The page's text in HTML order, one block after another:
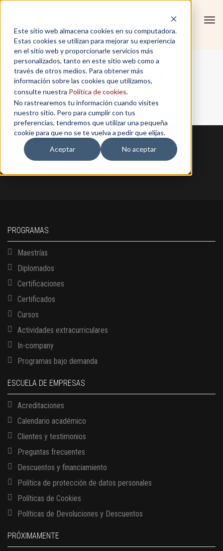
Este sitio web almacena cookies en su computadora.
Estas cookies se utilizan para mejorar su experiencia
en el sitio web y proporcionarle servicios más
personalizados, tanto en este sitio web como a
través de otros medios. Para obtener más
información sobre las cookies que utilizamos,
consulte nuestra Política de cookies.
No rastrearemos tu información cuando visites
nuestro sitio. Pero para cumplir con tus
preferencias, tendremos que utilizar una pequeña
cookie para que no se te vuelva a pedir que elijas.
Aceptar
No aceptar
Gustavo Cusot
Home / Gustavo Cusot
PROGRAMAS
Maestrías
Diplomados
Certificaciones
Certificados
Cursos
Actividades extracurriculares
In-company
Programas bajo demanda
ESCUELA DE EMPRESAS
Acreditaciones
Calendario académico
Clientes y testimonios
Preguntas frecuentes
Descuentos y financiamiento
Política de protección de datos personales
Políticas de Cookies
Políticas de Devoluciones y Descuentos
PRÓXIMAMENTE
13 AGOSTO, 2026
17 AGOSTO, 2026
Gerencia de empresas familiares